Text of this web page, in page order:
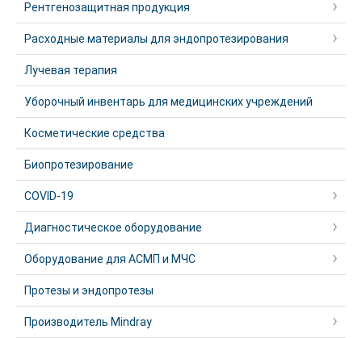
Рентгенозащитная продукция
Расходные материалы для эндопротезирования
Лучевая терапия
Уборочный инвентарь для медицинских учреждений
Косметические средства
Биопротезирование
COVID-19
Диагностическое оборудование
Оборудование для АСМП и МЧС
Протезы и эндопротезы
Производитель Mindray